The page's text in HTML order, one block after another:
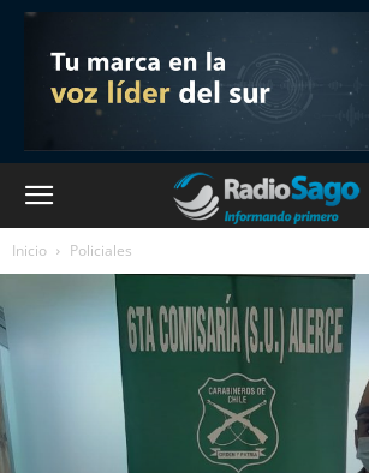
Inicio Policiales